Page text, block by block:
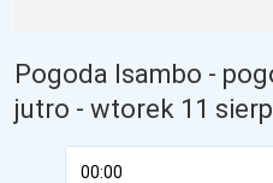
Pogoda Isambo -
jutro - wtorek 11
00:00